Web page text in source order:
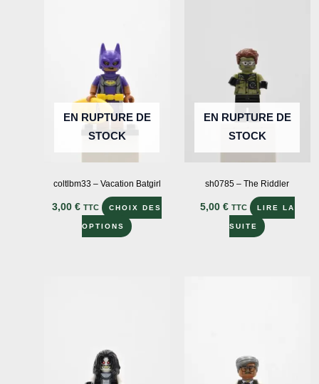
EN RUPTURE DE
STOCK
coltlbm33 – Vacation Batgirl
3,00€ TTC CHOIX DES
OPTIONS
Ce
EN RUPTURE DE
STOCK
sh0785 – The Riddler
5,00 € TTC LIRE LA
SUITE